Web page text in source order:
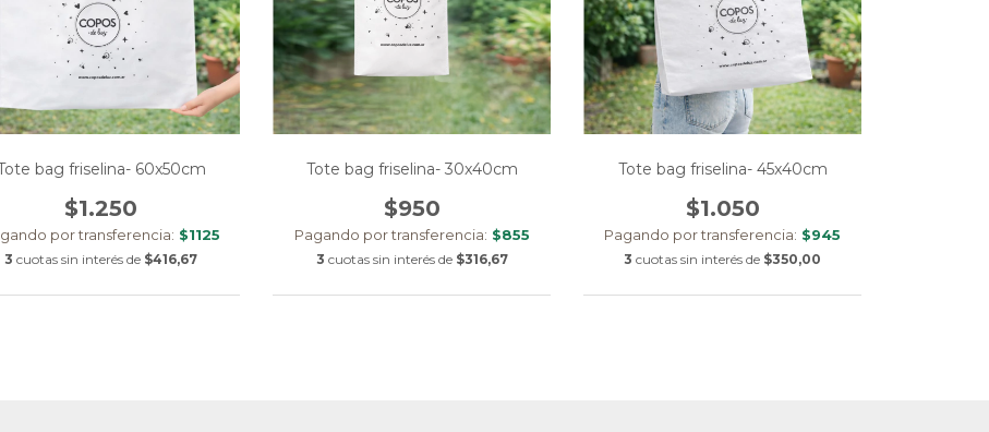
bag friselina- 60x50cm
$1.250
por transferencia: $1125
3 cuotas sin interés de $416,67
Tote bag friselina- 30x40cm
$950
Pagando por transferencia: $855
3 cuotas sin interés de $316,67
Tote bag friselina- 45x40cm
$1.050
Pagando por transferencia: $945
3 cuotas sin interés de $350,00